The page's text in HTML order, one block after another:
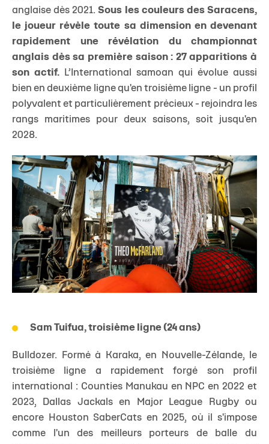
anglaise dès 2021.Sous les couleurs des Saracens,
le joueur révèle toute sa dimension en devenant
rapidement une révélation du championnat
anglais dès sa première saison : 27 apparitions à
son actif.
L’International samoan qui évolue aussi
bien en deuxième ligne qu'en troisième ligne - un profil
polyvalent et particulièrement précieux - rejoindra les
rangs maritimes pour deux saisons, soit jusqu'en
2028.
Sam Tuifua, troisième ligne (24 ans)
Bulldozer. Formé à Karaka, en Nouvelle-Zélande, le
troisième ligne a rapidement forgé son profil
international : Counties Manukau en NPC en 2022 et
2023, Dallas Jackals en Major League Rugby ou
encore Houston SaberCats en 2025, où il s'impose
comme l'un des meilleurs porteurs de balle du